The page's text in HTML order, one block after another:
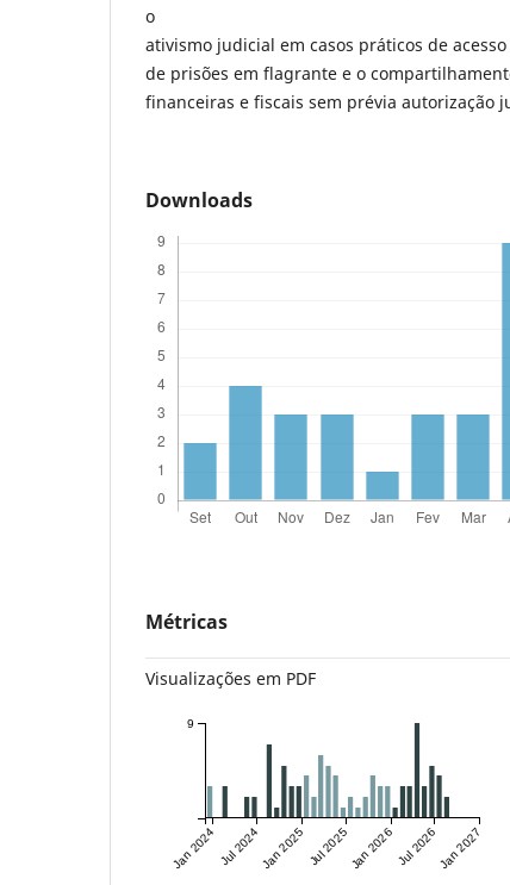
o
ativismo judicial em casos práticos de
de prisões em flagrante e o
financeiras e fiscais sem prévia autorização
Downloads
Métricas
Visualizações em PDF
Jan 2024Jul 2024Jan 2025Jul 2025Jan 2026Jul 2026Jan 2027
9